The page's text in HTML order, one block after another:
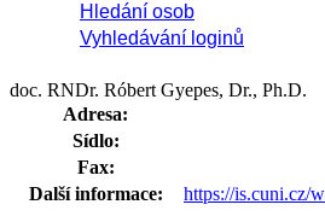
Hledání osob
Vyhledávání loginů
doc. RNDr. Róbert Gyepes, Dr., Ph.D.
Adresa:
Sídlo:
Fax:
Další informace:
https://is.cuni.cz/